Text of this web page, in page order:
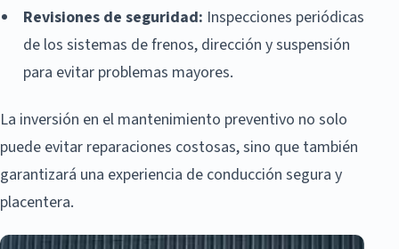
Revisiones de seguridad: Inspecciones periódicas
de los sistemas de frenos, dirección y suspensión
para evitar problemas mayores.
La inversión en el mantenimiento preventivo no solo
puede evitar reparaciones costosas, sino que también
garantizará una experiencia de conducción segura y
placentera.